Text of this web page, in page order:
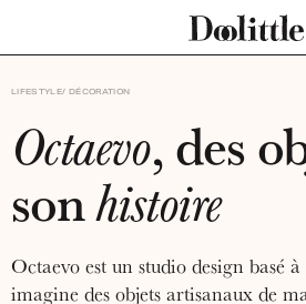
DÉCORATION
LIFESTYLE
Octaevo, des
sonhistoire
Octaevo est un studio design basé
imagine des objets artisanaux de